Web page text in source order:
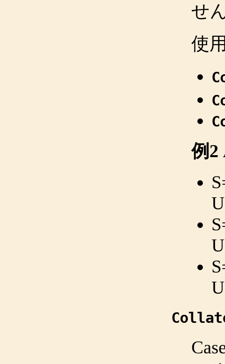
せ
使
例2